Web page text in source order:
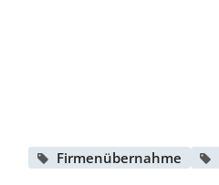
Firmenübernahme